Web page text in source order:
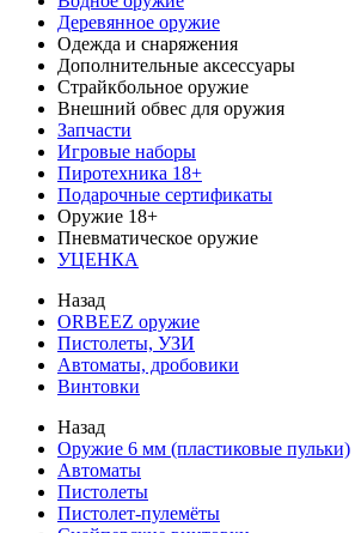
Деревянное оружие
Одежда и снаряжения
Дополнительные аксессуары
Страйкбольное оружие
Внешний обвес для оружия
Запчасти
Игровые наборы
Пиротехника 18+
Подарочные сертификаты
Оружие 18+
Пневматическое оружие
УЦЕНКА
Назад
ORBEEZ оружие
Пистолеты, УЗИ
Автоматы, дробовики
Винтовки
Назад
Оружие 6 мм (пластиковые пульки)
Автоматы
Пистолеты
Пистолет-пулемёты